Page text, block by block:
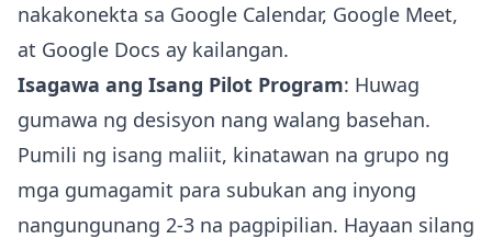
nakakonekta sa Google Calendar, Google Meet,
at Google Docs ay kailangan.
Isagawa ang Isang Pilot Program: Huwag
gumawa ng desisyon nang walang basehan.
Pumili ng isang maliit, kinatawan na grupo ng
mga gumagamit para subukan ang inyong
nangungunang 2-3 na pagpipilian. Hayaan silang